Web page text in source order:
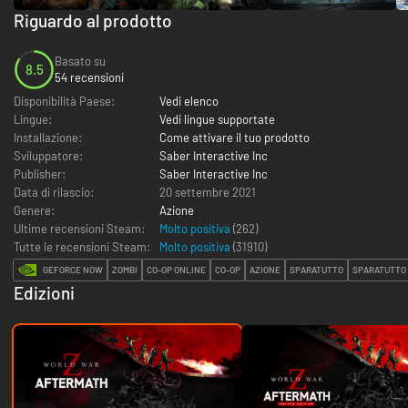
Riguardo al prodotto
8.5
Basato su
54 recensioni
Disponibilità Paese:
Vedi elenco
Lingue:
Vedi lingue supportate
Installazione:
Come attivare il tuo prodotto
Sviluppatore:
Saber Interactive Inc
Publisher:
Saber Interactive Inc
Data di rilascio:
20 settembre 2021
Genere:
Azione
Ultime recensioni Steam:
Molto positiva (262)
Tutte le recensioni Steam:
Molto positiva (31910)
GEFORCE NOW ZOMBI CO-OP ONLINE CO-OP AZIONE SPARATUTTO
Edizioni